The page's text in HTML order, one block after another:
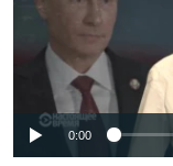
No
0:00